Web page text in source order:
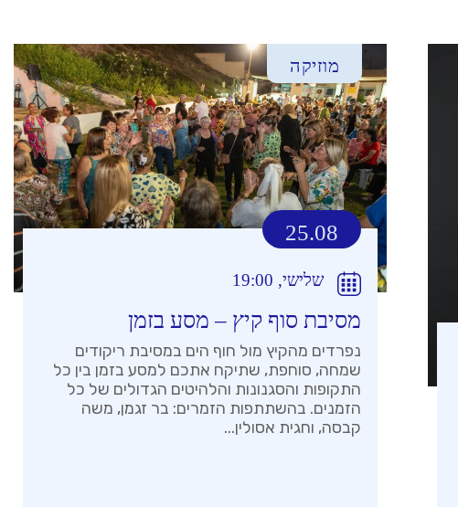
מוזיקה
25.08
שלישי, 19:00
מסיבת סוף קיץ – מסע בזמן
נפרדים מהקיץ מול חוף הים במסיבת ריקודים
שמחה, סוחפת, שתיקח אתכם למסע בזמן בין כל
התקופות והסגנונות והלהיטים הגדולים של כל
הזמנים. בהשתתפות הזמרים: בר זגמן, משה
קבסה, וחגית אסולין...